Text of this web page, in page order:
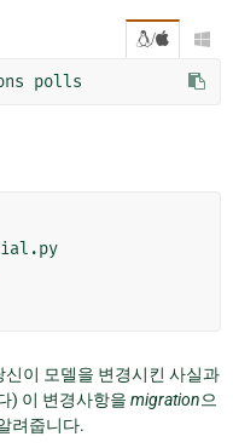
/ 
신이 모델을 변경시킨 사실과
) 이 변경사항을 migration으
려줍니다.